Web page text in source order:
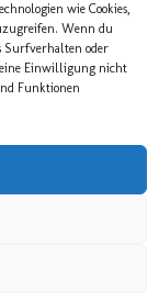
wie Cookies,
Wenn du
Surfverhalten oder
Einwilligung nicht
Funktionen